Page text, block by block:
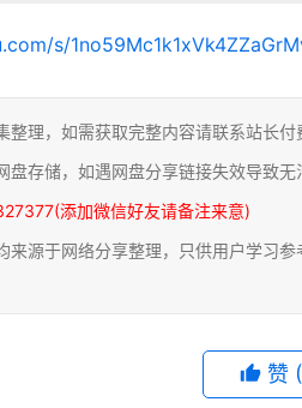
s/
理，如需获取完整内容请联系站长付
盘存储，如遇网盘分享链接失效导致无
添加微信好友请备注来意)
来源于网络分享整理，只供用户学习
赞